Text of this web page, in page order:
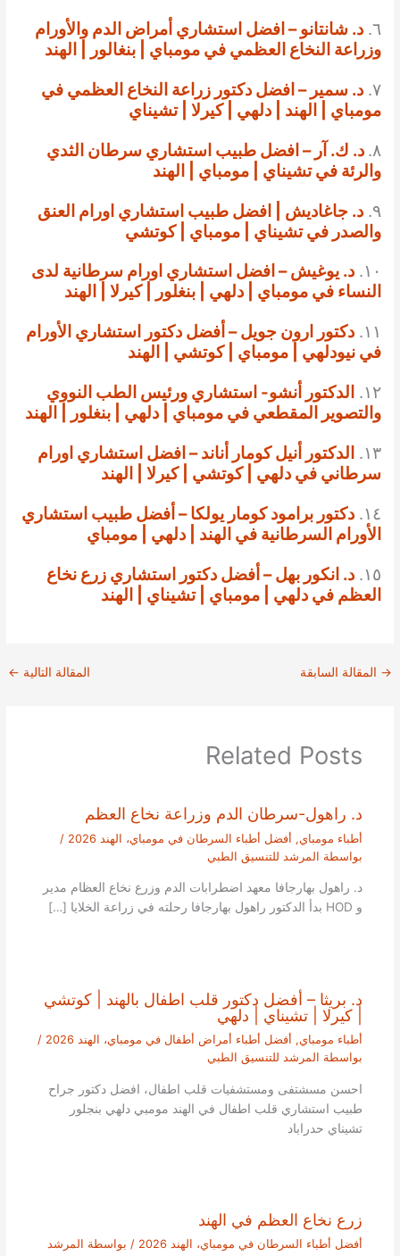
٦. د. شانتانو – افضل استشاري أمراض الدم والأورام
وزراعة النخاع العظمي في مومباي | بنغالور | الهند
٧. د. سمير – افضل دكتور زراعة النخاع العظمي في
مومباي | الهند | دلهي | كيرلا | تشيناي
٨. د. ك. آر – افضل طبيب استشاري سرطان الثدي
والرئة في تشيناي | مومباي | الهند
٩. د. جاغاديش | افضل طبيب استشاري اورام العنق
والصدر في تشيناي | مومباي | كوتشي
١٠. د. يوغيش – افضل استشاري اورام سرطانية لدى
النساء في مومباي | دلهي | بنغلور | كيرلا | الهند
١١. دكتور ارون جويل – أفضل دكتور استشاري الأورام
في نيودلهي | مومباي | كوتشي | الهند
١٢.
الدكتور أنشو- استشاري ورئيس الطب النووي
والتصوير المقطعي في مومباي | دلهي | بنغلور | الهند
١٣.
الدكتور أنيل كومار أناند – افضل استشاري اورام
سرطاني في دلهي | كوتشي | كيرلا | الهند
١٤. دكتور برامود كومار يولكا – أفضل طبيب استشاري
الأورام السرطانية في الهند | دلهي | مومباي
١٥. د. انكور بهل – أفضل دكتور استشاري زرع نخاع
العظم في دلهي | مومباي | تشيناي | الهند
→ المقالة السابقة المقالة التالية ←
Related Posts
د. راهول-سرطان الدم وزراعة نخاع العظم
أطباء مومباي, أفضل أطباء السرطان في مومباي، الهند 2026
/
بواسطة المرشد للتنسيق الطبي
د. راهول بهارجافا معهد اضطرابات الدم وزرع نخاع العظام مدير
و HOD بدأ الدكتور راهول بهارجافا رحلته في زراعة الخلايا […]
د. بريثا – أفضل دكتور قلب اطفال بالهند | كوتشي
| كيرلا | تشيناي | دلهي
أطباء مومباي, أفضل أطباء أمراض أطفال في مومباي، الهند 2026
/
بواسطة المرشد للتنسيق الطبي
احسن مسشتفى ومستشفيات قلب اطفال، افضل دكتور جراح
طبيب استشاري قلب اطفال في الهند مومبي دلهي بنجلور
تشيناي حدراباد
زرع نخاع العظم في الهند
أفضل أطباء السرطان في مومباي، الهند 2026 / بواسطة المرشد